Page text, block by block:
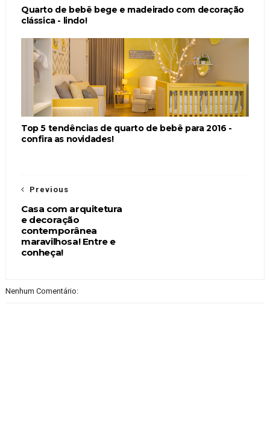
Quarto de bebê bege e madeirado com decoração
clássica - lindo!
Top 5 tendências de quarto de bebê para 2016 -
confira as novidades!
Previous
Casa com arquitetura
e decoração
contemporânea
maravilhosa! Entre e
conheça!
Nenhum Comentário: